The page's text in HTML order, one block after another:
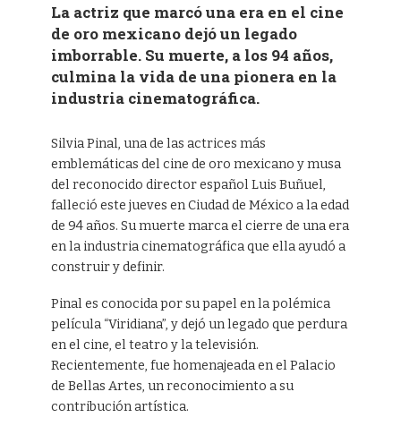
La actriz que marcó una era en el cine
de oro mexicano dejó un legado
imborrable. Su muerte, a los 94 años,
culmina la vida de una pionera en la
industria cinematográfica.
Silvia Pinal, una de las actrices más
emblemáticas del cine de oro mexicano y musa
del reconocido director español Luis Buñuel,
falleció este jueves en Ciudad de México a la edad
de 94 años. Su muerte marca el cierre de una era
en la industria cinematográfica que ella ayudó a
construir y definir.
Pinal es conocida por su papel en la polémica
película “Viridiana”, y dejó un legado que perdura
en el cine, el teatro y la televisión.
Recientemente, fue homenajeada en el Palacio
de Bellas Artes, un reconocimiento a su
contribución artística.